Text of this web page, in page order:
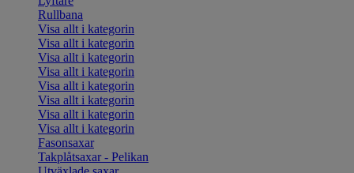
Rullbana
Visa allt i kategorin
Visa allt i kategorin
Visa allt i kategorin
Visa allt i kategorin
Visa allt i kategorin
Visa allt i kategorin
Visa allt i kategorin
Visa allt i kategorin
Fasonsaxar
Takplåtsaxar - Pelikan